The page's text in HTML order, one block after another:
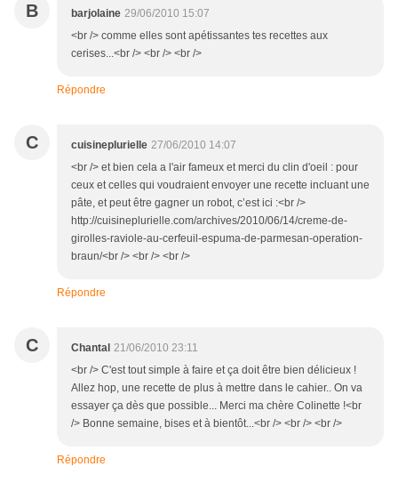
B barjolaine 29/06/2010 15:07
<br /> comme elles sont apétissantes tes recettes aux
cerises...<br /> <br /> <br />
Répondre
C cuisineplurielle 27/06/2010 14:07
<br /> et bien cela a l'air fameux et merci du clin d'oeil : pour
ceux et celles qui voudraient envoyer une recette incluant une
pâte, et peut être gagner un robot, c’est ici :<br />
http://cuisineplurielle.com/archives/2010/06/14/creme-de-
girolles-raviole-au-cerfeuil-espuma-de-parmesan-operation-
braun/<br /> <br /> <br />
Répondre
C Chantal 21/06/2010 23:11
<br /> C'est tout simple à faire et ça doit être bien délicieux !
Allez hop, une recette de plus à mettre dans le cahier.. On va
essayer ça dès que possible... Merci ma chère Colinette !<br
/> Bonne semaine, bises et à bientôt...<br /> <br /> <br />
Répondre